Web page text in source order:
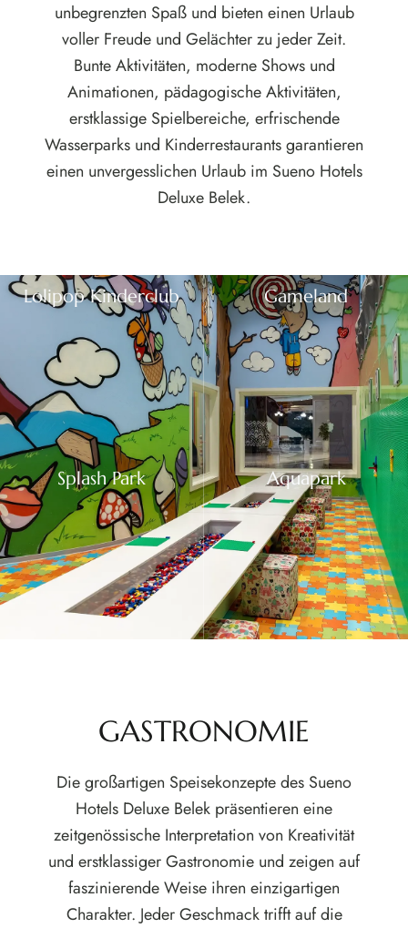
unbegrenzten Spaß und bieten einen Urlaub
voller Freude und Gelächter zu jeder Zeit.
Bunte Aktivitäten, moderne Shows und
Animationen, pädagogische Aktivitäten,
erstklassige Spielbereiche, erfrischende
Wasserparks und Kinderrestaurants garantieren
einen unvergesslichen Urlaub im Sueno Hotels
Deluxe Belek.
Lolipop Kinderclub Gameland
Splash Park Aquapark
GASTRONOMIE
Die großartigen Speisekonzepte des Sueno
Hotels Deluxe Belek präsentieren eine
zeitgenössische Interpretation von Kreativität
und erstklassiger Gastronomie und zeigen auf
faszinierende Weise ihren einzigartigen
Charakter. Jeder Geschmack trifft auf die